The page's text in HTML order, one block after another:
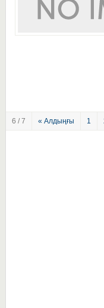
6 / 7 « Алдыңғы 1